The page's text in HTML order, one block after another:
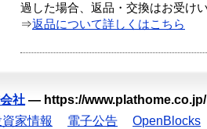
過した場合、返品・交換はお受け
⇒返品について詳しくはこちら
社 — https://www.plathome.co.jp/
家情報 電子公告 OpenBlocks